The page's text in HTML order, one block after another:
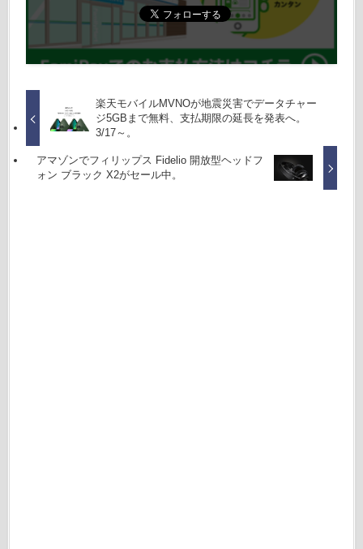
楽天モバイルMVNOが地震災害でデータチャー
ジ5GBまで無料、支払期限の延長を発表へ。
3/17～。
アマゾンでフィリップス Fidelio 開放型ヘッドフ
ォン ブラック X2がセール中。